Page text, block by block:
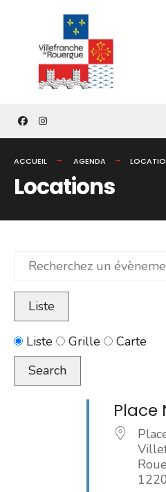
content
ACCUEIL AGENDA
Locations
Recherchez
évènement...
Liste
Type
d’affichage
des
Liste Grille
Carte
Search
Place